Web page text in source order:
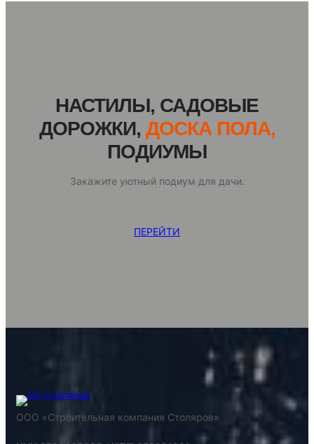
НАСТИЛЫ, САДОВЫЕ
ДОРОЖКИ, ДОСКА ПОЛА,
ПОДИУМЫ
Закажите уютный подиум для дачи.
ПЕРЕЙТИ
ООО «Строительная компания Столяров»